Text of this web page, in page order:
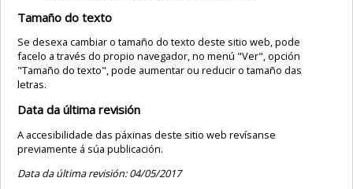
Tamaño do texto
Se desexa cambiar o tamaño do texto deste sitio web, pode
facelo a través do propio navegador, no menú "Ver", opción
"Tamaño do texto", pode aumentar ou reducir o tamaño das
letras.
Data da última revisión
A accesibilidade das páxinas deste sitio web revísanse
previamente á súa publicación.
Data da última revisión: 04/05/2017